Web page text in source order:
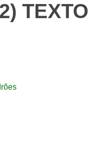
TEXTO